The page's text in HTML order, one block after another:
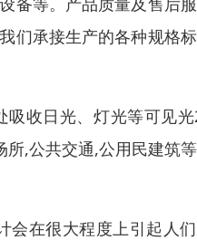
们承接生产的各种规格
收日光、灯光等可见
,公共交通,公用民建筑
会在很大程度上引起人